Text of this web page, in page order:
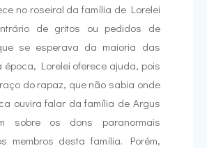
no roseiral da família de Lorelei
de gritos ou pedidos de
se esperava da maioria das
época, Lorelei oferece ajuda, pois
do rapaz, que não sabia onde
ouvira falar da família de Argus
sobre os dons paranormais
membros desta família. Porém,